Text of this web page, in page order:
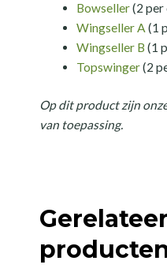
Bowseller(2 per
Wingseller A (1
Wingseller B (1
Topswinger(2
Op dit product zijn
van toepassing.